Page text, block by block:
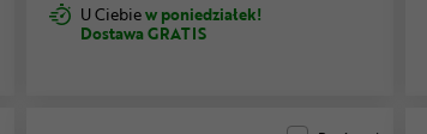
U Ciebiew poniedziałek!
Dostawa GRATIS